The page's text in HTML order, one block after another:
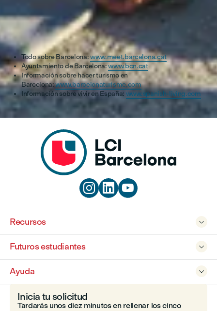
Links de interés
Todo sobre Barcelona:www.meet.barcelona.cat
Ayuntamiento de Barcelona:www.bcn.cat
Información sobre hacer turismo en
Barcelona:www.barcelonaturisme.com
Información sobre vivir en España: www.spanish-living.com
  

Recursos

Futuros estudiantes

Ayuda
Inicia tu solicitud
Tardarás unos diez minutos en rellenar los cinco